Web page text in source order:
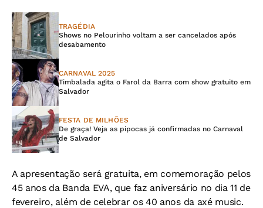
TRAGÉDIA
Shows no Pelourinho voltam a ser cancelados após
desabamento
CARNAVAL 2025
Timbalada agita o Farol da Barra com show gratuito em
Salvador
FESTA DE MILHÕES
De graça! Veja as pipocas já confirmadas no Carnaval
de Salvador
A apresentação será gratuita, em comemoração pelos
45 anos da Banda EVA, que faz aniversário no dia 11 de
fevereiro, além de celebrar os 40 anos da axé music.